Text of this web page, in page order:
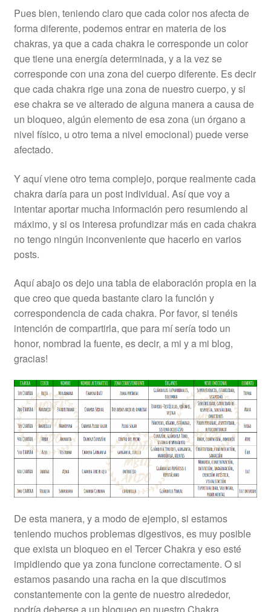
Pues bien, teniendo claro que cada color nos afecta de
forma diferente, podemos entrar en materia de los
chakras, ya que a cada chakra le corresponde un color
que tiene una energía determinada, y a la vez se
corresponde con una zona del cuerpo diferente. Es decir
que cada chakra rige una zona de nuestro cuerpo, y si
ese chakra se ve alterado de alguna manera a causa de
un bloqueo, algún elemento de esa zona (un órgano a
nivel físico, u otro tema a nivel emocional) puede verse
afectado.
Y aquí viene otro tema complejo, porque realmente cada
chakra daría para un post individual. Así que voy a
intentar aportar mucha información pero resumiendo al
máximo, y si os interesa profundizar más en cada chakra
no tengo ningún inconveniente que hacerlo en varios
posts.
Aquí abajo os dejo una tabla de elaboración propia en la
que creo que queda bastante claro la función y
correspondencia de cada chakra. Por favor, si tenéis
intención de compartirla, que para mí sería todo un
honor, nombrad la fuente, es decir, a mi y a mi blog,
gracias!
De esta manera, y a modo de ejemplo, si estamos
teniendo muchos problemas digestivos, es muy posible
que exista un bloqueo en el Tercer Chakra y eso esté
impidiendo que ya zona funcione correctamente. O si
estamos pasando una racha en la que discutimos
constantemente con la gente de nuestro alrededor,